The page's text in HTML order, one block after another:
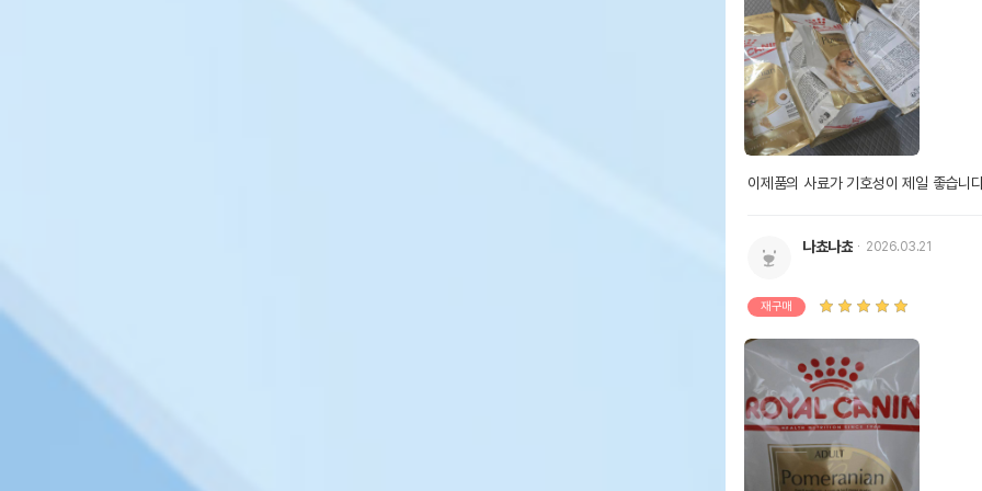
이제품의 사료가 기호성이 제일 좋습니
나쵸나쵸 2026.03.21
재구매